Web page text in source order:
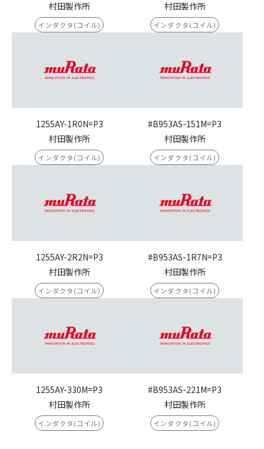
村田製作所
インダクタ(コイル)
村田製作所
インダクタ(コイル)
1255AY-1R0N=P3
村田製作所
インダクタ(コイル)
#B953AS-151M=P3
村田製作所
インダクタ(コイル)
1255AY-2R2N=P3
村田製作所
インダクタ(コイル)
#B953AS-1R7N=P3
村田製作所
インダクタ(コイル)
1255AY-330M=P3
村田製作所
インダクタ(コイル)
#B953AS-221M=P3
村田製作所
インダクタ(コイル)